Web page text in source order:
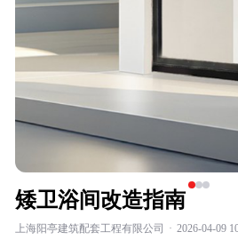
矮卫浴间改造指南
上海阳亭建筑配套工程有限公司 · 2026-04-09